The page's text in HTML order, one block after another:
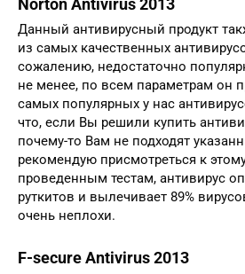
Norton Antivirus 2013
Данный антивирусный продукт
из самых качественных
сожалению, недостаточно
не менее, по всем параметрам он
самых популярных у нас
что, если Вы решили купить
почему-то Вам не подходят
рекомендую присмотреться к
проведенным тестам, антивирус
руткитов и вылечивает 89%
очень неплохи.
F-secure Antivirus 2013